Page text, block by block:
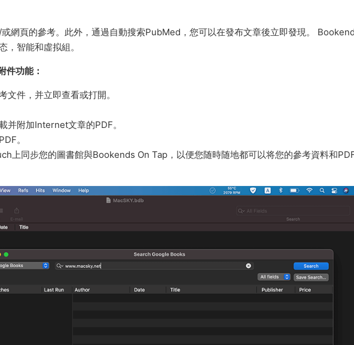
網頁的參考。此外，通過自動搜索PubMed，您可以在發布文章後立即發現。
，智能和虛拟組。
件功能：
文件，并立即查看或打開。
并附加Internet文章的PDF。
。
上同步您的圖書館與Bookends On Tap，以便您随時随地都可以将您的參考資料和